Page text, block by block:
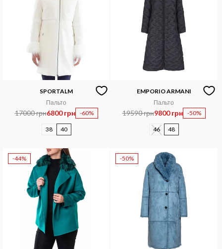
SPORTALM
Пальто
17000 грн6800 грн -60%
38 40
EMPORIO ARMANI
Пальто
19590 грн9800 грн -50%
46 48
-44% -50%